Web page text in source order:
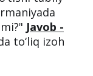
Javob -
to‘liq izoh